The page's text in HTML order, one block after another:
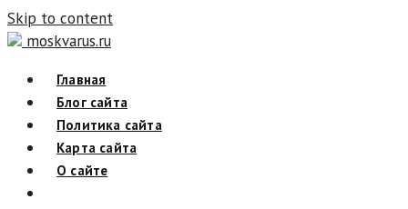
Skip to content
moskvarus.ru
Главная
Блог сайта
Политика сайта
Карта сайта
О сайте